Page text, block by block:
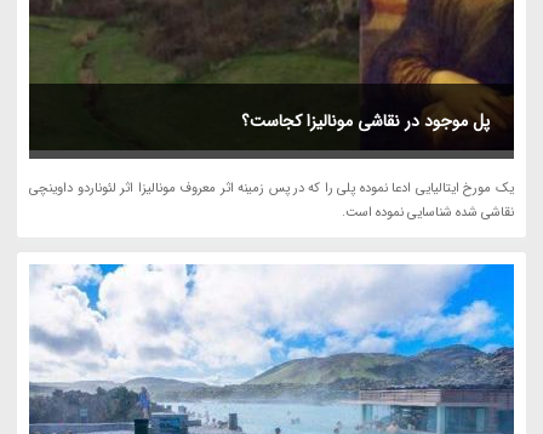
پل موجود در نقاشی مونالیزا کجاست؟
یک مورخ ایتالیایی ادعا نموده پلی را که در پس زمینه اثر معروف مونالیزا اثر لئوناردو داوینچی
نقاشی شده شناسایی نموده است.